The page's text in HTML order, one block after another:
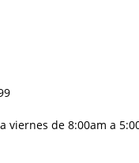
de 8:00am a